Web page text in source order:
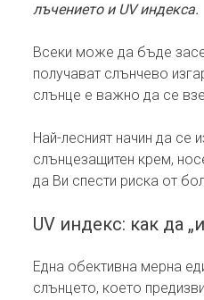
лъчението и UV индекса.
Всеки може да бъде
получават слънчево
слънце е важно да се
Най-лесният начин да се
слънцезащитен крем,
да Ви спести риска от
UV индекс: как да
Една обективна мерна
слънцето, което